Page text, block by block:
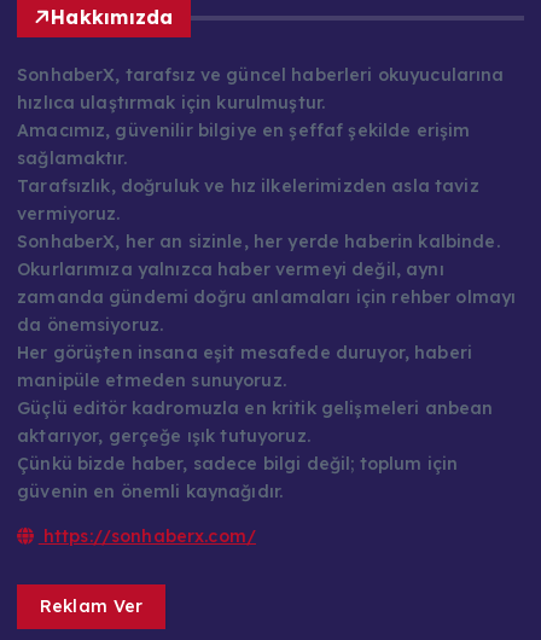
Hakkımızda
SonhaberX, tarafsız ve güncel haberleri okuyucularına
hızlıca ulaştırmak için kurulmuştur.
Amacımız, güvenilir bilgiye en şeffaf şekilde erişim
sağlamaktır.
Tarafsızlık, doğruluk ve hız ilkelerimizden asla taviz
vermiyoruz.
SonhaberX, her an sizinle, her yerde haberin kalbinde.
Okurlarımıza yalnızca haber vermeyi değil, aynı
zamanda gündemi doğru anlamaları için rehber olmayı
da önemsiyoruz.
Her görüşten insana eşit mesafede duruyor, haberi
manipüle etmeden sunuyoruz.
Güçlü editör kadromuzla en kritik gelişmeleri anbean
aktarıyor, gerçeğe ışık tutuyoruz.
Çünkü bizde haber, sadece bilgi değil; toplum için
güvenin en önemli kaynağıdır.
https://sonhaberx.com/
Reklam Ver